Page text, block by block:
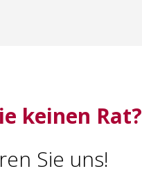
keinen Rat?
Sie uns!